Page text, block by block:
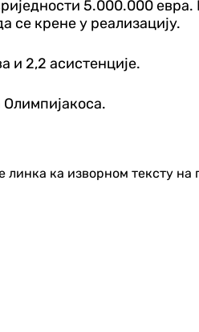
5.000.000 евра.
се крене у реализацију.
и 2,2 асистенције.
Олимпијакоса.
линка ка изворном тексту на